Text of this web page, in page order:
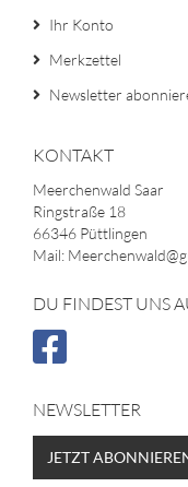
Ihr Konto
Merkzettel
Newsletter
KONTAKT
Meerchenwald Saar
Ringstraße 18
66346 Püttlingen
Mail:
DU FINDEST UNS
NEWSLETTER
JETZT